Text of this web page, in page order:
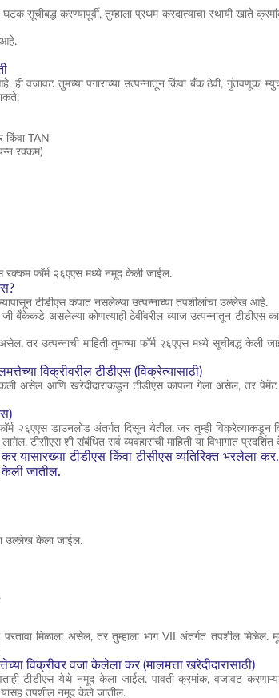
सूचीबद्ध करण्यापूर्वी, तुम्हाला प्रथम करदात्याचा स्थायी खाते
आहे.
ही वजावट तुमच्या पगाराच्या उत्पन्नातून किंवा बँक ठेवी,
TAN
रक्कम)
फॉर्म २६एएस मध्ये नमूद केली जाईल.
टीडीएस कपात नसलेल्या उत्पन्नाच्या तपशीलांचा उल्लेख आहे.
बँकेकडे असलेल्या कोणत्याही ठेवींवरील व्याज उत्पन्नातून टीडीएस
तर उत्पन्नाची माहिती तुमच्या फॉर्म २६एएस मध्ये सूचीबद्ध केली
विक्रीवरील टीडीएस (विक्रेत्यासाठी)
विकली असेल आणि खरेदीदाराकडून टीडीएस कापला गेला असेल, तर
२६एएस डाउनलोड अंतर्गत दिसून येतील. जर तुम्ही
टीसीएस शी संबंधित सर्व व्यवहारांची माहिती या विभागात
यासारख्या टीडीएस किंवा टीसीएस व्यतिरिक्त भरलेला
केली जातील.
उल्लेख केला जाईल.
मिळाला असेल, तर तुम्हाला भाग VII अंतर्गत तपशील मिळेल.
विक्रीवर वजा केलेला कर (मालमत्ता खरेदीदारासाठी)
टीडीएस येथे नमूद केला जाईल. पावती क्रमांक, वजावट
यासह तपशील नमूद केले जातील.